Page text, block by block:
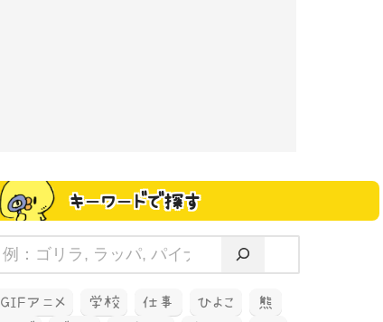
キーワードで探す
GIFアニメ 学校 仕事 ひよこ
熊